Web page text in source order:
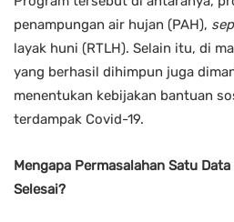
penampungan air hujan (PAH),
layak huni (RTLH). Selain itu, di
yang berhasil dihimpun juga
menentukan kebijakan bantuan
terdampak Covid-19.
Mengapa Permasalahan Satu
Selesai?